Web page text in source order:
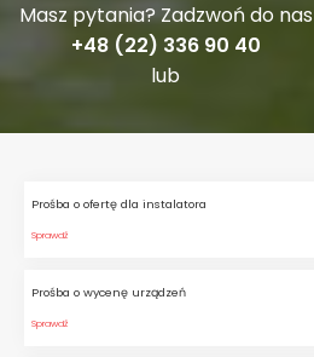
Masz pytania? Zadzwoń do nas
+48 (22) 336 90 40
lub
Prośba o ofertę dla instalatora
Sprawdź
Prośba o wycenę urządzeń
Sprawdź